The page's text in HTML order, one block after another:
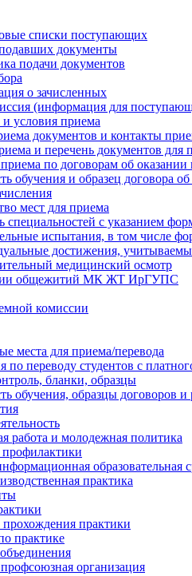
списки поступающих
документы
подачи документов
о зачисленных
(информация для
условия приема
документов и контакты
и перечень документов для
по договорам об
обучения и образец договора
мест для приема
специальностей с указанием
испытания, в том числе
достижения,
медицинский осмотр
общежитий МК ЖТ ИрГУПС
комиссии
места для приема/перевода
по переводу студентов с
бланки, образцы
обучения, образцы договоров
работа и молодежная политика
образовательная
практика
практики
практике
организация